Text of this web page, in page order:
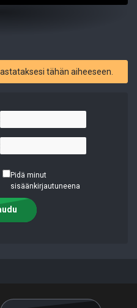
tähän aiheeseen.
Pidä minut
sisäänkirjautuneena